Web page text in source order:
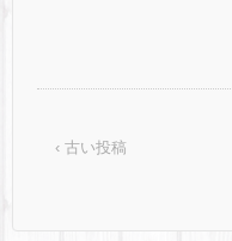
‹ 古い投稿